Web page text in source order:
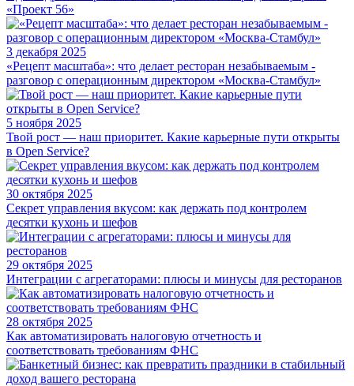
«Проект 56»
3 декабря 2025
«Рецепт масштаба»: что делает ресторан незабываемым -
разговор с операционным директором «Москва-Стамбул»
5 ноября 2025
Твой рост — наш приоритет. Какие карьерные пути открыты
в Open Service?
30 октября 2025
Секрет управления вкусом: как держать под контролем
десятки кухонь и шефов
29 октября 2025
Интеграции с агрегаторами: плюсы и минусы для ресторанов
28 октября 2025
Как автоматизировать налоговую отчетность и
соответствовать требованиям ФНС